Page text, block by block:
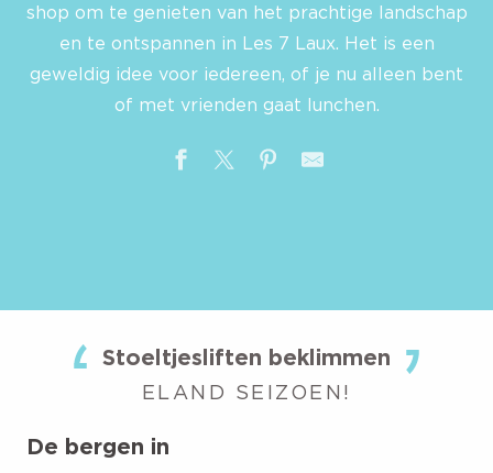
shop om te genieten van het prachtige landschap
en te ontspannen in Les 7 Laux. Het is een
geweldig idee voor iedereen, of je nu alleen bent
of met vrienden gaat lunchen.
Stoeltjesliften beklimmen
ELAND SEIZOEN!
De bergen in